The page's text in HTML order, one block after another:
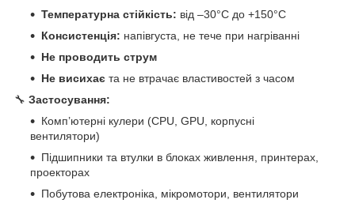
Температурна стійкість: від –30°C до +150°C
Консистенція: напівгуста, не тече при нагріванні
Не проводить струм
Не висихає та не втрачає властивостей з часом
🔧 Застосування:
Комп’ютерні кулери (CPU, GPU, корпусні
вентилятори)
Підшипники та втулки в блоках живлення, принтерах,
проекторах
Побутова електроніка, мікромотори, вентилятори